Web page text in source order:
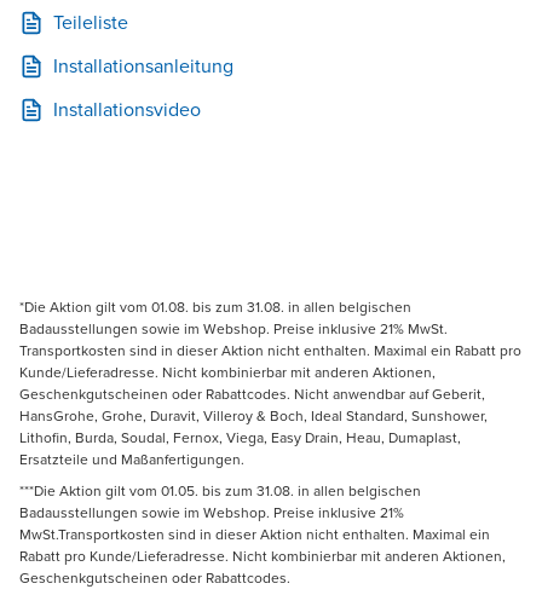
Teileliste
Installationsanleitung
Installationsvideo
*Die Aktion gilt vom 01.08. bis zum 31.08. in allen belgischen
Badausstellungen sowie im Webshop. Preise inklusive 21% MwSt.
Transportkosten sind in dieser Aktion nicht enthalten. Maximal ein Rabatt pro
Kunde/Lieferadresse. Nicht kombinierbar mit anderen Aktionen,
Geschenkgutscheinen oder Rabattcodes. Nicht anwendbar auf Geberit,
HansGrohe, Grohe, Duravit, Villeroy & Boch, Ideal Standard, Sunshower,
Lithofin, Burda, Soudal, Fernox, Viega, Easy Drain, Heau, Dumaplast,
Ersatzteile und Maßanfertigungen.
***Die Aktion gilt vom 01.05. bis zum 31.08. in allen belgischen
Badausstellungen sowie im Webshop. Preise inklusive 21%
MwSt.Transportkosten sind in dieser Aktion nicht enthalten. Maximal ein
Rabatt pro Kunde/Lieferadresse. Nicht kombinierbar mit anderen Aktionen,
Geschenkgutscheinen oder Rabattcodes.